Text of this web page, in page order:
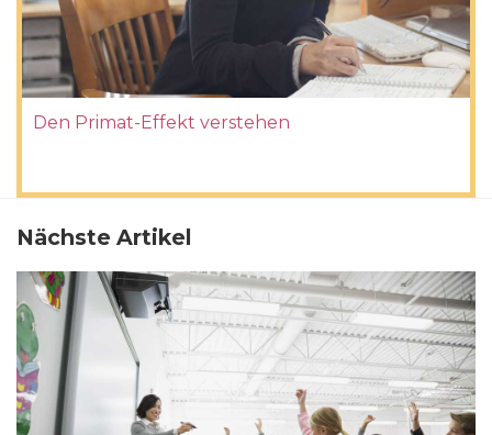
Den Primat-Effekt verstehen
Nächste Artikel